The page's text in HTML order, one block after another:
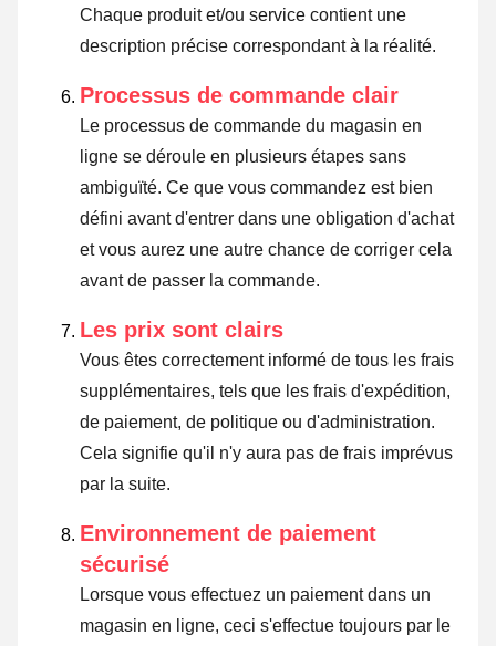
Chaque produit et/ou service contient une
description précise correspondant à la réalité.
Processus de commande clair
Le processus de commande du magasin en
ligne se déroule en plusieurs étapes sans
ambiguïté. Ce que vous commandez est bien
défini avant d'entrer dans une obligation d'achat
et vous aurez une autre chance de corriger cela
avant de passer la commande.
Les prix sont clairs
Vous êtes correctement informé de tous les frais
supplémentaires, tels que les frais d'expédition,
de paiement, de politique ou d'administration.
Cela signifie qu'il n'y aura pas de frais imprévus
par la suite.
Environnement de paiement
sécurisé
Lorsque vous effectuez un paiement dans un
magasin en ligne, ceci s'effectue toujours par le